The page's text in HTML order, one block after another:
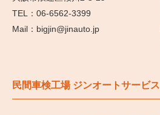
06-6562-3399
bigjin@jinauto.jp
民間車検工場 ジンオートサービス